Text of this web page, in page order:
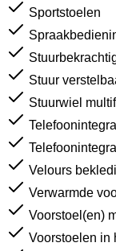
Sportstoelen
Stuur
Stuurwiel
Velours
Verwarmde
Voorstoel(en)
Voorstoelen in